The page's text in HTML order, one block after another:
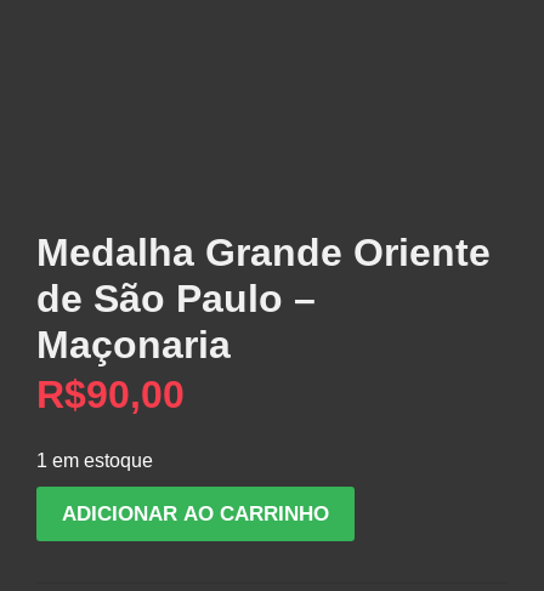
Medalha Grande Oriente
de São Paulo –
Maçonaria
R$90,00
1 em estoque
Grande
ADICIONAR AO CARRINHO